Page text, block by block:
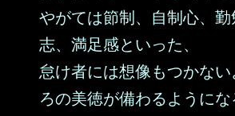
やがては節制、自制心、
志、満足感といった、
怠け者には想像もつかな
ろの美徳が備わるようにな